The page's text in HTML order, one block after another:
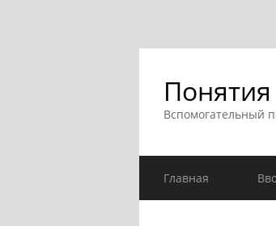
Вспомогательный
Главная